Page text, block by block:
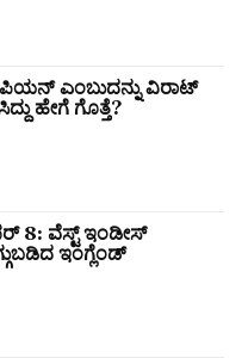
ಎಂಬುದನ್ನು ವಿರಾಟ್
ಹೇಗೆ ಗೊತ್ತೆ?
8: ವೆಸ್ಟ್ ಇಂಡೀಸ್
ಇಂಗ್ಲೆಂಡ್